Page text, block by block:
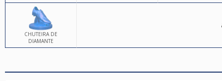
CHUTEIRA DE
DIAMANTE